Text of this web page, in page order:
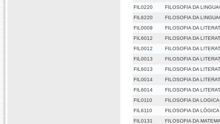
FIL0220
FILOSOFIA DA
FIL6220
FILOSOFIA DA
FIL0009
FILOSOFIA DA
FIL6012
FILOSOFIA DA
FIL0012
FILOSOFIA DA
FIL0013
FILOSOFIA DA
FIL6013
FILOSOFIA DA
FIL0014
FILOSOFIA DA
FIL6014
FILOSOFIA DA
FIL0110
FILOSOFIA DA LOGICA
FIL6110
FILOSOFIA DA LÓGICA
FIL0131
FILOSOFIA DA